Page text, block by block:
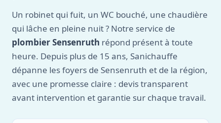
Un robinet qui fuit, un WC bouché, une chaudière
qui lâche en pleine nuit ? Notre service de
plombier Sensenruth répond présent à toute
heure. Depuis plus de 15 ans, Sanichauffe
dépanne les foyers de Sensenruth et de la région,
avec une promesse claire : devis transparent
avant intervention et garantie sur chaque travail.